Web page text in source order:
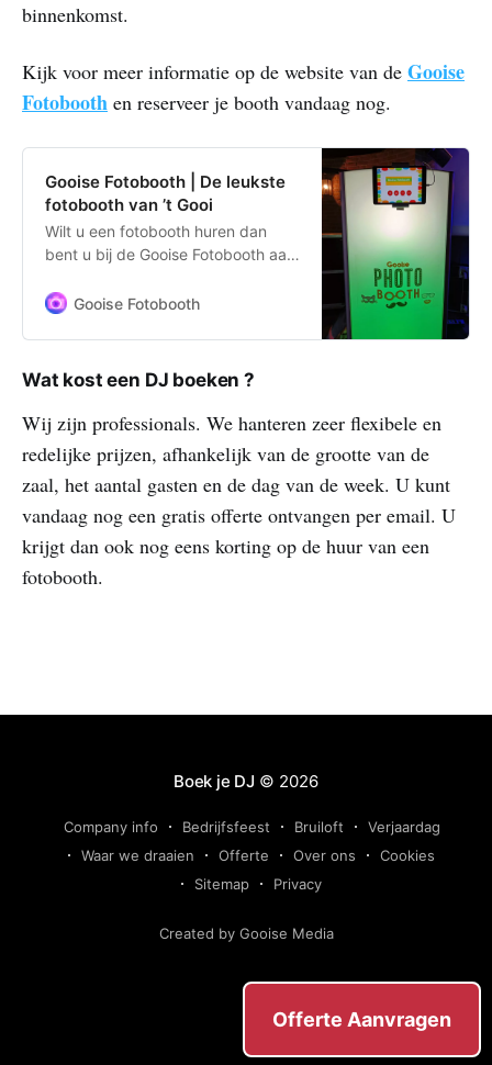
binnenkomst.
Kijk voor meer informatie op de website van de Gooise
Fotobooth en reserveer je booth vandaag nog.
Gooise Fotobooth | De leukste
fotobooth van ’t Gooi
Wilt u een fotobooth huren dan
bent u bij de Gooise Fotobooth aan
verlichte luxe fotobooth met
Gooise Fotobooth
Wat kost een DJ boeken ?
Wij zijn professionals. We hanteren zeer flexibele en
redelijke prijzen, afhankelijk van de grootte van de
zaal, het aantal gasten en de dag van de week. U kunt
vandaag nog een gratis offerte ontvangen per email. U
krijgt dan ook nog eens korting op de huur van een
fotobooth.
Boek je DJ © 2026
Company info Bedrijfsfeest Bruiloft
Verjaardag
Waar we draaien
Offerte Over ons
Cookies
Sitemap
Privacy
Created by Gooise Media
Offerte Aanvragen